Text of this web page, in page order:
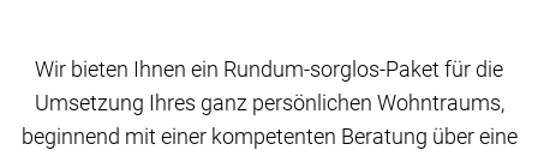
Wir bieten Ihnen ein Rundum-sorglos-Paket für die
Umsetzung Ihres ganz persönlichen Wohntraums,
beginnend mit einer kompetenten Beratung über eine